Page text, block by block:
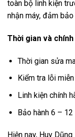
toàn bộ linh kiện
nhận máy, đảm
Thời gian và
Thời gian sửa
Kiểm tra lỗi
Linh kiện chính
Bảo hành 6 –
Hiện nay, Huy